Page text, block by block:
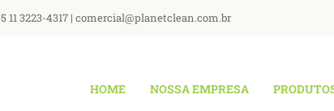
11 3223-4317 | comercial@planetclean.com.br
HOME NOSSA EMPRESA